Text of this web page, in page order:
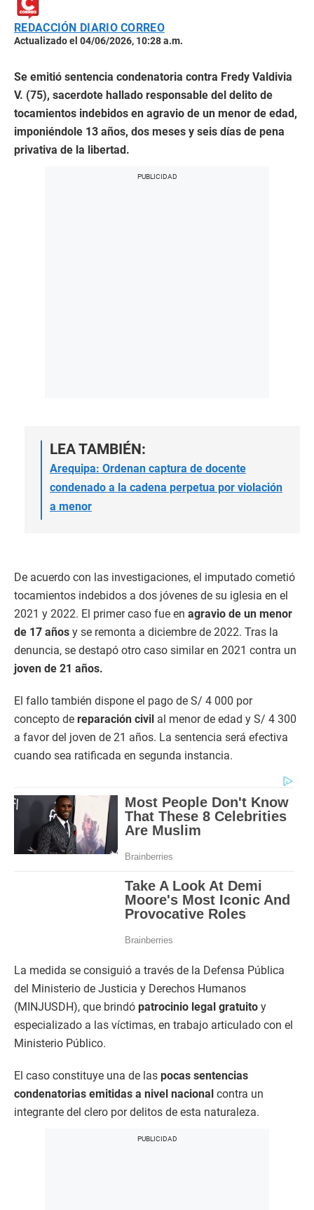
REDACCIÓN DIARIO CORREO
Actualizado el 04/06/2026, 10:28 a.m.
Se emitió sentencia condenatoria contra Fredy Valdivia
V. (75), sacerdote hallado responsable del delito de
tocamientos indebidos en agravio de un menor de edad,
imponiéndole 13 años, dos meses y seis días de pena
privativa de la libertad.
LEA TAMBIÉN:
Arequipa: Ordenan captura de docente
condenado a la cadena perpetua por violación
a menor
De acuerdo con las investigaciones, el imputado cometió
tocamientos indebidos a dos jóvenes de su iglesia en el
2021 y 2022. El primer caso fue en agravio de un menor
de 17 años y se remonta a diciembre de 2022. Tras la
denuncia, se destapó otro caso similar en 2021 contra un
joven de 21 años.
El fallo también dispone el pago de S/ 4 000 por
concepto de reparación civil al menor de edad y S/ 4 300
a favor del joven de 21 años. La sentencia será efectiva
cuando sea ratificada en segunda instancia.
La medida se consiguió a través de la Defensa Pública
del Ministerio de Justicia y Derechos Humanos
(MINJUSDH), que brindó patrocinio legal gratuito y
especializado a las víctimas, en trabajo articulado con el
Ministerio Público.
El caso constituye una de las pocas sentencias
condenatorias emitidas a nivel nacional contra un
integrante del clero por delitos de esta naturaleza.